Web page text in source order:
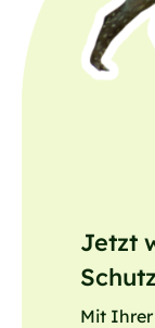
Jetzt
Mit Ihrer